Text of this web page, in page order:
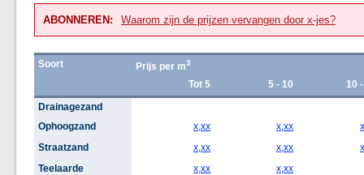
ABONNEREN: Waarom zijn de prijzen vervangen door x-jes?
Soort Prijs per m3
Tot 5 5 - 10
10
Drainagezand
Ophoogzand
x,xx x,xx
Straatzand
x,xx x,xx
Teelaarde
x,xx
x,xx